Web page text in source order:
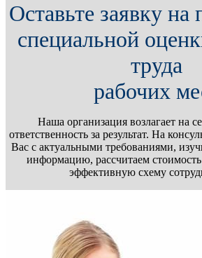
Оставьте заявку на
специальной
труда
рабочих
Наша организация возлагает на
ответственность за результат. На
Вас с актуальными требованиями,
информацию, рассчитаем
эффективную схему